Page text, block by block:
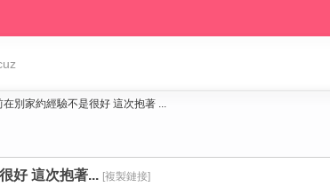
別家約經驗不是很好 這次抱著 ...
好 這次抱著... [複製鏈接]